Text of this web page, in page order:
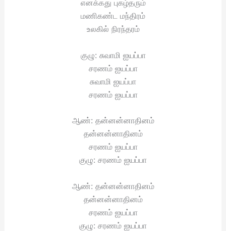
எனக்கது புகழ்தரும்
மணிகண்ட மந்திரம்
உலகில் நிரந்தரம்
குழு: சுவாமி ஐயப்பா
சரணம் ஐயப்பா
சுவாமி ஐயப்பா
சரணம் ஐயப்பா
ஆண்: தன்னன்னாதினம்
தன்னன்னாதினம்
சரணம் ஐயப்பா
குழு: சரணம் ஐயப்பா
ஆண்: தன்னன்னாதினம்
தன்னன்னாதினம்
சரணம் ஐயப்பா
குழு: சரணம் ஐயப்பா